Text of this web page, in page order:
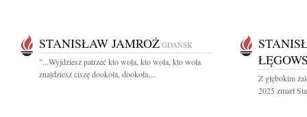
STANISŁAW JAMROŻ GDAŃSK
"...Wyjdziesz patrzeć kto woła, kto woła, kto woła
znajdziesz ciszę dookoła, dookoła,...
Z głębokim
2025 zmarł